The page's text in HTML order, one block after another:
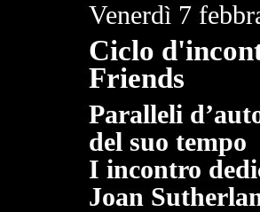
Venerdì 7
Ciclo
Friends
Paralleli
del suo tempo
I incontro
Joan